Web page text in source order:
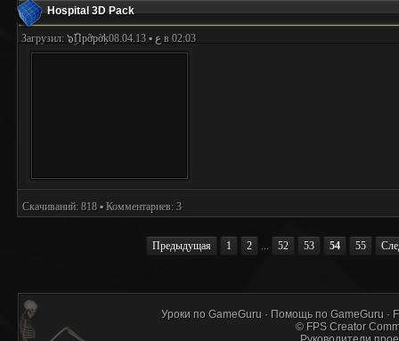
Hospital 3D Pack
Загрузил: ๖ۣۜПpỡpờķع ▪ 08.04.13 в 02:03
Скачиваний: 818 ▪ Комментариев: 3
Предыдущая 1 2 ... 52 53 54 55
Уроки по GameGuru · Помощь по GameGuru ·
© FPS Creator